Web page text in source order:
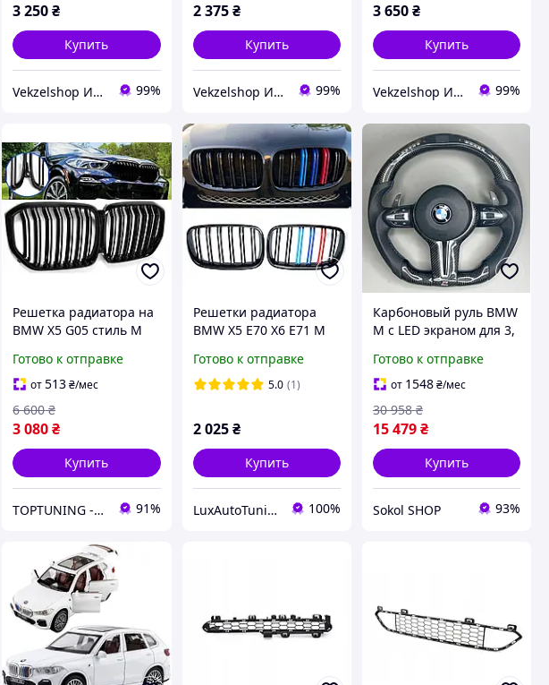
3 250₴
Купить
Vekzelshop Интернет-магазин 99%
2 375 ₴
Купить
Vekzelshop Интернет-магазин 99%
3 650₴
Купить
Vekzelshop Интернет-магазин 99%
Решетка радиатора на
BMW X5 G05 стиль M
Готово к отправке
от513₴/мес
3 080₴
6 600 ₴
Купить
TOPTUNING - Вся суть в деталях 91%
Решетки радиатора
BMW X5 E70 X6 E71 M
ноздри триколор
Готово к отправке
5.0 (1)
2 025 ₴
Купить
LuxAutoTuning 100%
Карбоновый руль BMW
M с LED экраном для 3,
F32, F10, F11, F20, F22,
F36, F07, F15, F16)
Готово к отправке
от 1548₴/мес
15 479₴
30 958 ₴
Купить
Sokol SHOP 93%